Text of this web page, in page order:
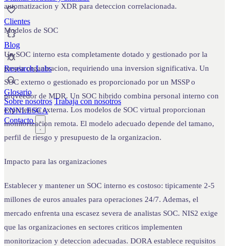
Clientes
Blog
Research Labs
Glosario
Sobre nosotros Trabaja con nosotros
ENNLESCA
Contacto
automatizacion y XDR para deteccion correlacionada.
Modelos de SOC
Un SOC interno esta completamente dotado y gestionado por la
propia organizacion, requiriendo una inversion significativa. Un
SOC externo o gestionado es proporcionado por un MSSP o
proveedor de MDR. Un SOC hibrido combina personal interno con
experiencia externa. Los modelos de SOC virtual proporcionan
monitorizacion remota. El modelo adecuado depende del tamano,
perfil de riesgo y presupuesto de la organizacion.
Impacto para las organizaciones
Establecer y mantener un SOC interno es costoso: tipicamente 2-5
millones de euros anuales para operaciones 24/7. Ademas, el
mercado enfrenta una escasez severa de analistas SOC. NIS2 exige
que las organizaciones en sectores criticos implementen
monitorizacion y deteccion adecuadas. DORA establece requisitos